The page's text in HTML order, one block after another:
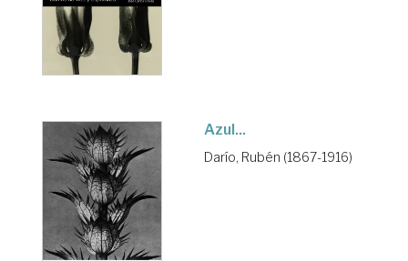
Azul...
Darío, Rubén (1867-1916)